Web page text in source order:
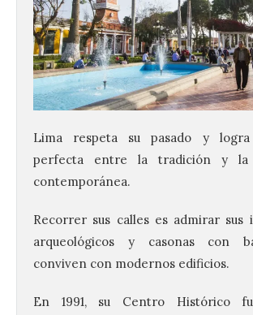
Lima respeta su pasado y
perfecta entre la tradición y la
contemporánea.
Recorrer sus calles es admirar sus
arqueológicos y casonas con
conviven con modernos edificios.
En 1991, su Centro Histórico